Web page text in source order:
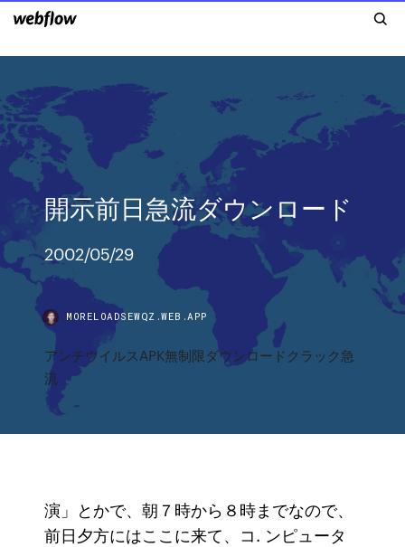
開示前日急流ダウンロード
2002/05/29
MORELOADSEWQZ.WEB.APP
アンチウイルスAPK無制限ダウンロードクラック急
流
演」とかで、朝７時から８時までなので、
前日夕方にはここに来て、コ. ンピュータ